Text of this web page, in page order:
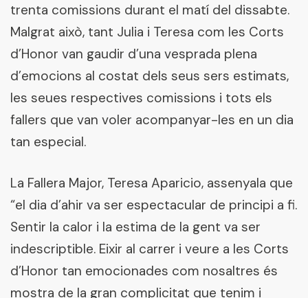
trenta comissions durant el matí del dissabte.
Malgrat això, tant Julia i Teresa com les Corts
d’Honor van gaudir d’una vesprada plena
d’emocions al costat dels seus sers estimats,
les seues respectives comissions i tots els
fallers que van voler acompanyar-les en un dia
tan especial.
La Fallera Major, Teresa Aparicio, assenyala que
“el dia d’ahir va ser espectacular de principi a fi.
Sentir la calor i la estima de la gent va ser
indescriptible. Eixir al carrer i veure a les Corts
d’Honor tan emocionades com nosaltres és
mostra de la gran complicitat que tenim i